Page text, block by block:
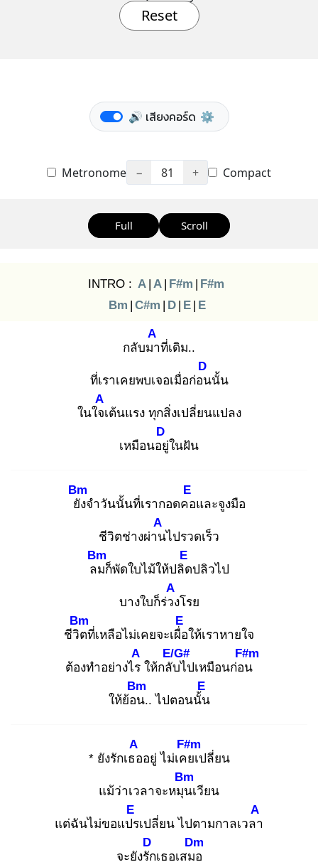
Reset
🔊 เสียงคอร์ด ⚙️
Metronome − 81 + Compact
Full Scroll
INTRO : A | A | F#m | F#m
Bm | C#m | D | E | E
กลับมา
A
ที่เดิม..
ที่เราเคยพบเจอเมื่อก่อน
D
นั้น
ในใจเ
A
ต้นแรง ทุกสิ่งเปลี่ยนแปลง
เหมือนอยู่
D
ในฝัน
ยัง
Bm
จำวันนั้นที่เรากอดคอ
E
และจูงมือ
ชีวิตช่างผ่าน
A
ไปรวดเร็ว
ลม
Bm
ก็พัดใบไม้ให้ปลิด
E
ปลิวไป
บางใบก็ร่วง
A
โรย
ชีวิต
Bm
ที่เหลือไม่เคยจะเผื่อ
E
ให้เราหายใจ
ต้องทำอย่างไร
A
ให้กลับ
E/G#
ไปเหมือนก่อน
F#m
ให้ย้อน
Bm
.. ไปตอนนั้น
E
* ยังรักเธอ
A
อยู่ ไม่เคย
F#m
เปลี่ยน
แม้ว่าเวลาจะหมุน
Bm
เวียน
แต่ฉันไม่ขอแปร
E
เปลี่ยน ไปตามกาลเวลา
A
จะยังรัก
D
เธอเสมอ
Dm